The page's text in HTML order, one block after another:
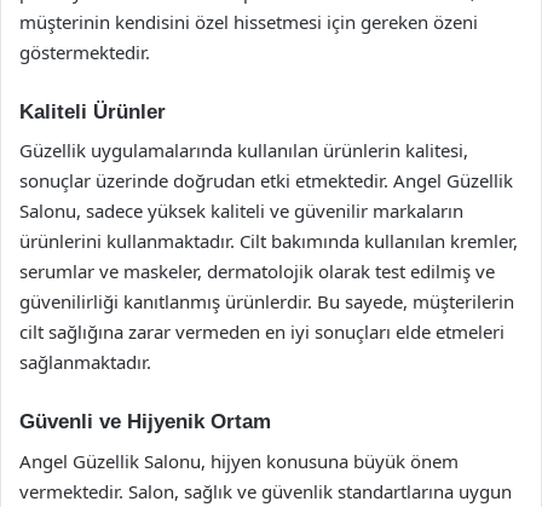
müşterinin kendisini özel hissetmesi için gereken özeni
göstermektedir.
Kaliteli Ürünler
Güzellik uygulamalarında kullanılan ürünlerin kalitesi,
sonuçlar üzerinde doğrudan etki etmektedir. Angel Güzellik
Salonu, sadece yüksek kaliteli ve güvenilir markaların
ürünlerini kullanmaktadır. Cilt bakımında kullanılan kremler,
serumlar ve maskeler, dermatolojik olarak test edilmiş ve
güvenilirliği kanıtlanmış ürünlerdir. Bu sayede, müşterilerin
cilt sağlığına zarar vermeden en iyi sonuçları elde etmeleri
sağlanmaktadır.
Güvenli ve Hijyenik Ortam
Angel Güzellik Salonu, hijyen konusuna büyük önem
vermektedir. Salon, sağlık ve güvenlik standartlarına uygun